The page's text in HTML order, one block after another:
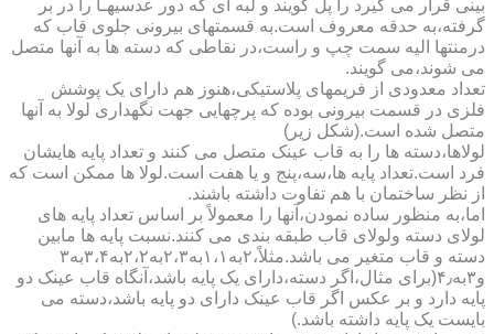
بینی قرار می گیرد را پل گویند و لبه ای که دور عدسیهـا را در بر
گرفته،به حدقه معروف است.به قسمتهای بیرونی جلوی قاب که
درمنتها الیه سمت چپ و راست،در نقاطی که دسته ها به آنها متصل
می شوند،می گویند.
تعداد معدودی از فریمهای پلاستیکی،هنوز هم دارای یک پوشش
فلزی در قسمت بیرونی بوده که پرچهایی جهت نگهداری لولا به آنها
متصل شده است.(شکل زیر)
لولاها،دسته ها را به قاب عینک متصل می کنند و تعداد پایه هایشان
فرد است.تعداد پایه ها،سه،پنج و یا هفت است.لولا ها ممکن است که
از نظر ساختمان با هم تفاوت داشته باشند.
اما،به منظور ساده نمودن،آنها را معمولاً بر اساس تعداد پایه های
لولای دسته ولولای قاب طبقه بندی می کنند.نسبت پایه ها مابین
دسته و قاب متغیر می باشد.مثلاً،۲به۱،۱به۲،۳به۲،۲به۳،۴به۳
و۳به۴٫(برای مثال،اگر دسته،دارای یک پایه باشد،آنگاه قاب عینک دو
پایه دارد و بر عکس اگر قاب عینک دارای دو پایه باشد،دسته می
بایست یک پایه داشته باشد.)